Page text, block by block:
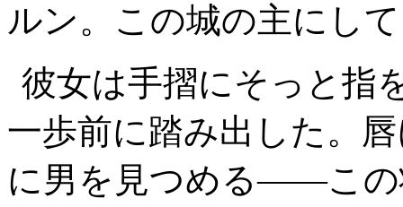
ルン。この城の主にし
彼女は手摺にそっと指
一歩前に踏み出した。
に男を見つめる――この